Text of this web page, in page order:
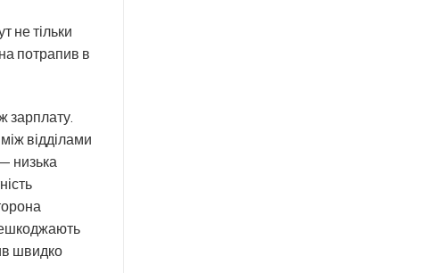
не тільки
потрапив в
зарплату.
відділами
низька
швидко